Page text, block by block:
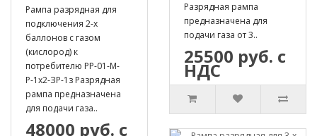
Рампа разрядная для
подключения 2-х
баллонов с газом
(кислород) к
потребителю РР-01-М-
Р-1х2-ЗР-1з Разрядная
рампа предназначена
для подачи газа..
48000 руб. с
Разрядная рампа
предназначена для
подачи газа от 3..
25500 руб. с
НДС